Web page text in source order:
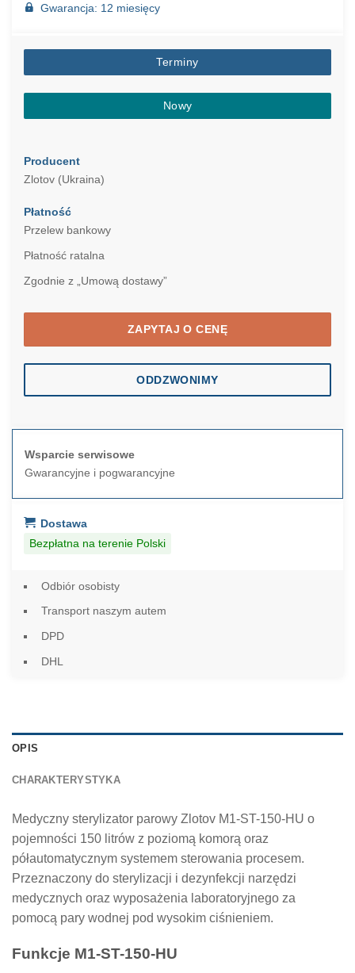
Gwarancja: 12 miesięcy
Terminy
Nowy
Producent
Zlotov (Ukraina)
Płatność
Przelew bankowy
Płatność ratalna
Zgodnie z „Umową dostawy”
ZAPYTAJ O CENĘ
ODDZWONIMY
Wsparcie serwisowe
Gwarancyjne i pogwarancyjne
Dostawa
Bezpłatna na terenie Polski
Odbiór osobisty
Transport naszym autem
DPD
DHL
OPIS
CHARAKTERYSTYKA
Medyczny sterylizator parowy Zlotov M1-ST-150-HU o
pojemności 150 litrów z poziomą komorą oraz
półautomatycznym systemem sterowania procesem.
Przeznaczony do sterylizacji i dezynfekcji narzędzi
medycznych oraz wyposażenia laboratoryjnego za
pomocą pary wodnej pod wysokim ciśnieniem.
Funkcje M1-ST-150-HU